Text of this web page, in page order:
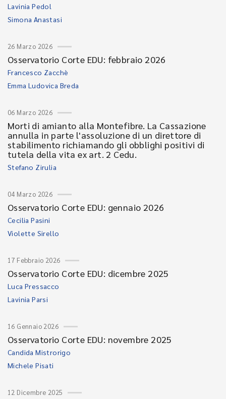
Lavinia Pedol
Simona Anastasi
26 Marzo 2026
Osservatorio Corte EDU: febbraio 2026
Francesco Zacchè
Emma Ludovica Breda
06 Marzo 2026
Morti di amianto alla Montefibre. La Cassazione
annulla in parte l'assoluzione di un direttore di
stabilimento richiamando gli obblighi positivi di
tutela della vita ex art. 2 Cedu.
Stefano Zirulia
04 Marzo 2026
Osservatorio Corte EDU: gennaio 2026
Cecilia Pasini
Violette Sirello
17 Febbraio 2026
Osservatorio Corte EDU: dicembre 2025
Luca Pressacco
Lavinia Parsi
16 Gennaio 2026
Osservatorio Corte EDU: novembre 2025
Candida Mistrorigo
Michele Pisati
12 Dicembre 2025